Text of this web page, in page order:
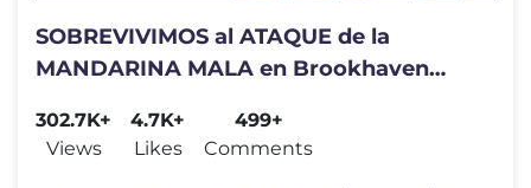
SOBREVIVIMOS al ATAQUE de la
MANDARINA MALA en Brookhaven
302.7K+
Views
4.7K+
Likes
499+
Comments